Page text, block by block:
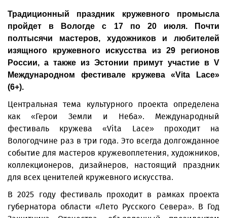
Традиционный праздник кружевного промысла
пройдет в Вологде с 17 по 20 июля. Почти
полтысячи мастеров, художников и любителей
изящного кружевного искусства из 29 регионов
России, а также из Эстонии примут участие в V
Международном фестивале кружева «Vita Lace»
(6+).
Центральная тема культурного проекта определена
как «Герои Земли и Неба». Международный
фестиваль кружева «Vita Lace» проходит на
Вологодчине раз в три года. Это всегда долгожданное
событие для мастеров кружевоплетения, художников,
коллекционеров, дизайнеров, настоящий праздник
для всех ценителей кружевного искусства.
В 2025 году фестиваль проходит в рамках проекта
губернатора области «Лето Русского Севера». В Год